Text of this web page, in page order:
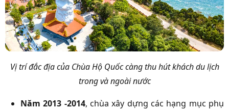
Vị trí đắc địa của Chùa Hộ Quốc càng thu hút khách du lịch
trong và ngoài nước
Năm 2013 -2014, chùa xây dựng các hạng mục phụ